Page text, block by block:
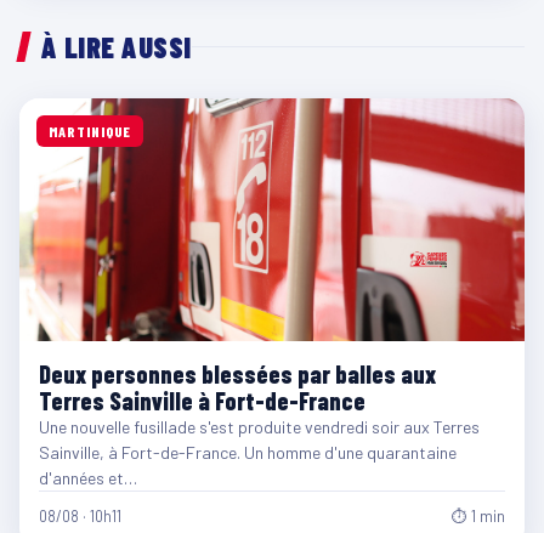
À LIRE AUSSI
MARTINIQUE
Deux personnes blessées par balles aux
Terres Sainville à Fort-de-France
Une nouvelle fusillade s'est produite vendredi soir aux Terres
Sainville, à Fort-de-France. Un homme d'une quarantaine
d'années et…
08/08 · 10h11 ⏱ 1 min